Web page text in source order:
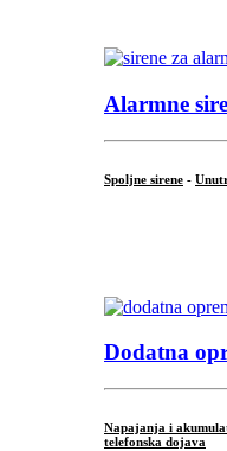
Alarmne
Spoljne sirene -
Dodatna
Napajanja i
telefonska dojava